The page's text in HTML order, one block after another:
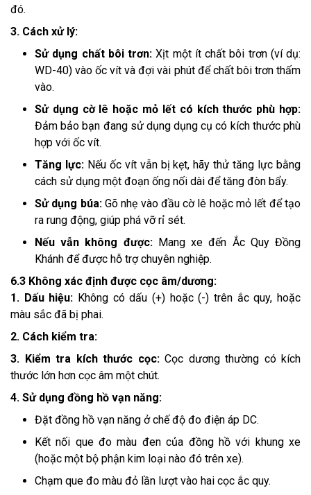
đó.
3. Cách xử lý:
Sử dụng chất bôi trơn:Xịt một ít chất bôi trơn (ví dụ:
WD-40) vào ốc vít và đợi vài phút để chất bôi trơn thấm
vào.
Sử dụng cờ lê hoặc mỏ lết có kích thước phù hợp:
Đảm bảo bạn đang sử dụng dụng cụ có kích thước phù
hợp với ốc vít.
Tăng lực: Nếu ốc vít vẫn bị kẹt, hãy thử tăng lực bằng
cách sử dụng một đoạn ống nối dài để tăng đòn bẩy.
Sử dụng búa: Gõ nhẹ vào đầu cờ lê hoặc mỏ lết để tạo
ra rung động, giúp phá vỡ rỉ sét.
Nếu vẫn không được:Mang xe đến Ắc Quy Đồng
Khánh để được hỗ trợ chuyên nghiệp.
6.3 Không xác định được cọc âm/dương:
1. Dấu hiệu: Không có dấu (+) hoặc (-) trên ắc quy, hoặc
màu sắc đã bị phai.
2. Cách kiểm tra:
3. Kiểm tra kích thước cọc: Cọc dương thường có kích
thước lớn hơn cọc âm một chút.
4. Sử dụng đồng hồ vạn năng:
Đặt đồng hồ vạn năng ở chế độ đo điện áp DC.
Kết nối que đo màu đen của đồng hồ với khung xe
(hoặc một bộ phận kim loại nào đó trên xe).
Chạm que đo màu đỏ lần lượt vào hai cọc ắc quy.